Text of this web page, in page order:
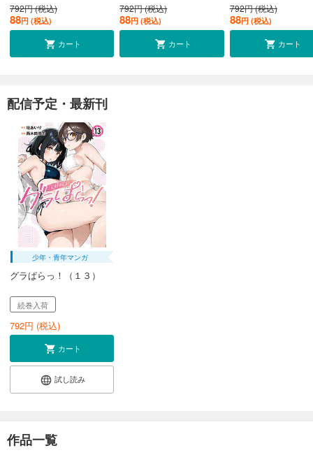
792円 (税込)
88円 (税込)
カート
792円 (税込)
88円 (税込)
カート
792円 (税込)
88円 (税込)
カート
配信予定・最新刊
少年・青年マンガ
グラぱらっ！（１３）
続巻入荷
792円 (税込)
カート
試し読み
作品一覧